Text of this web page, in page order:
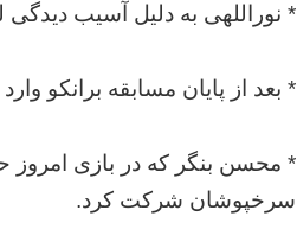
* نوراللهی به دلیل آسیب
* بعد از پایان مسابقه برانکو
* محسن بنگر که در بازی امروز
سرخپوشان شرکت کرد.